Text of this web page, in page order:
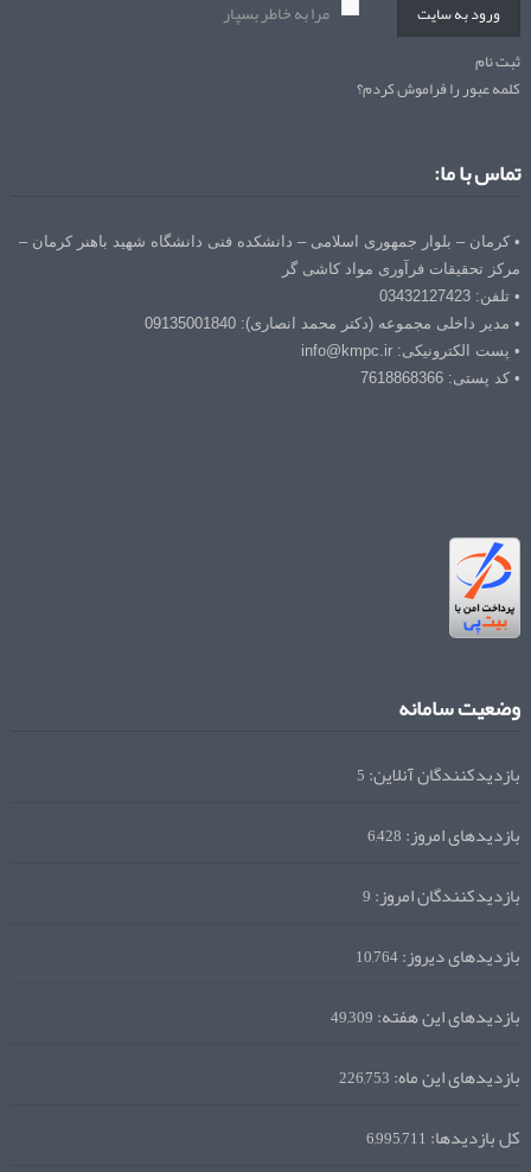
ورود به سایت مرا به خاطر بسپار
ثبت نام
کلمه عبور را فراموش کردم؟
تماس با ما:
• کرمان – بلوار جمهوری اسلامی – دانشکده فنی دانشگاه شهید باهنر کرمان –
مرکز تحقیقات فرآوری مواد کاشی گر
• تلفن: 03432127423
• مدیر داخلی مجموعه (دکتر محمد انصاری): 09135001840
• پست الکترونیکی: info@kmpc.ir
• کد پستی: 7618868366
وضعیت سامانه
بازدیدکنندگان آنلاین:5
بازدیدهای امروز:6,428
بازدیدکنندگان امروز:9
بازدیدهای دیروز:10,764
بازدیدهای این هفته:49,309
بازدیدهای این ماه:226,753
کل بازدیدها:6,995,711